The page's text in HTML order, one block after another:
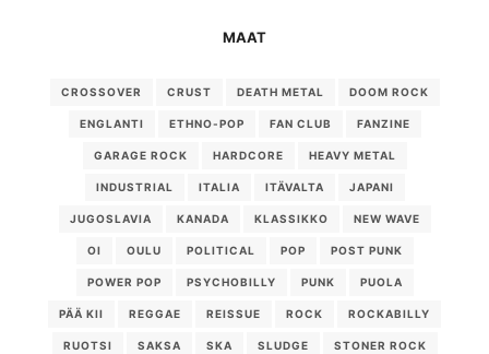
MAAT
CROSSOVER CRUST DEATH METAL DOOM ROCK
ENGLANTI ETHNO-POP FAN CLUB FANZINE
GARAGE ROCK HARDCORE HEAVY METAL
INDUSTRIAL ITALIA ITÄVALTA JAPANI
JUGOSLAVIA KANADA KLASSIKKO NEW WAVE
OI OULU POLITICAL POP POST PUNK
POWER POP PSYCHOBILLY PUNK PUOLA
PÄÄ KII REGGAE REISSUE ROCK ROCKABILLY
RUOTSI SAKSA SKA SLUDGE STONER ROCK